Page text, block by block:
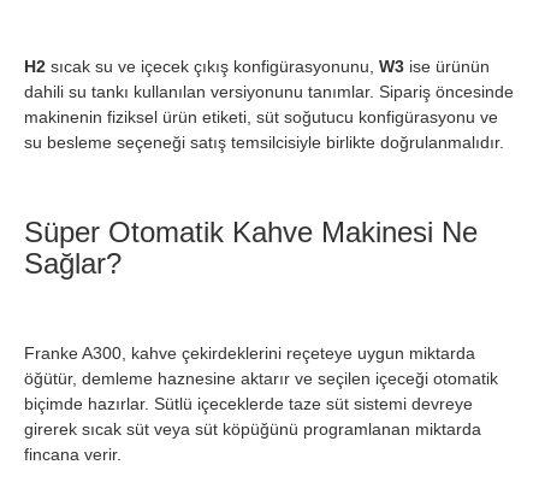
H2 sıcak su ve içecek çıkış konfigürasyonunu, W3 ise ürünün
dahili su tankı kullanılan versiyonunu tanımlar. Sipariş öncesinde
makinenin fiziksel ürün etiketi, süt soğutucu konfigürasyonu ve
su besleme seçeneği satış temsilcisiyle birlikte doğrulanmalıdır.
Süper Otomatik Kahve Makinesi Ne
Sağlar?
Franke A300, kahve çekirdeklerini reçeteye uygun miktarda
öğütür, demleme haznesine aktarır ve seçilen içeceği otomatik
biçimde hazırlar. Sütlü içeceklerde taze süt sistemi devreye
girerek sıcak süt veya süt köpüğünü programlanan miktarda
fincana verir.